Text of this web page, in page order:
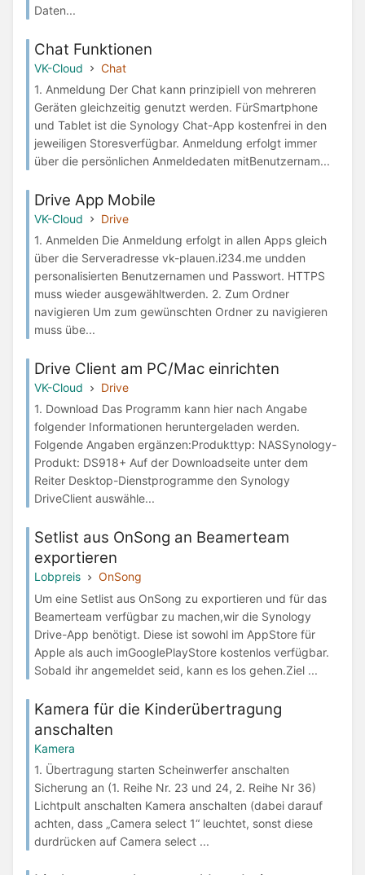
Daten...
Chat Funktionen
VK-Cloud
Chat
1. Anmeldung Der Chat kann prinzipiell von mehreren
Geräten gleichzeitig genutzt werden. FürSmartphone
und Tablet ist die Synology Chat-App kostenfrei in den
jeweiligen Storesverfügbar. Anmeldung erfolgt immer
über die persönlichen Anmeldedaten mitBenutzernam...
Drive App Mobile
VK-Cloud
Drive
1. Anmelden Die Anmeldung erfolgt in allen Apps gleich
über die Serveradresse vk-plauen.i234.me undden
personalisierten Benutzernamen und Passwort. HTTPS
muss wieder ausgewähltwerden. 2. Zum Ordner
navigieren Um zum gewünschten Ordner zu navigieren
muss übe...
Drive Client am PC/Mac einrichten
VK-Cloud
Drive
1. Download Das Programm kann hier nach Angabe
folgender Informationen heruntergeladen werden.
Folgende Angaben ergänzen:Produkttyp: NASSynology-
Produkt: DS918+ Auf der Downloadseite unter dem
Reiter Desktop-Dienstprogramme den Synology
DriveClient auswähle...
Setlist aus OnSong an Beamerteam
exportieren
Lobpreis
OnSong
Um eine Setlist aus OnSong zu exportieren und für das
Beamerteam verfügbar zu machen,wir die Synology
Drive-App benötigt. Diese ist sowohl im AppStore für
Apple als auch imGooglePlayStore kostenlos verfügbar.
Sobald ihr angemeldet seid, kann es los gehen.Ziel ...
Kamera für die Kinderübertragung
anschalten
Kamera
1. Übertragung starten Scheinwerfer anschalten
Sicherung an (1. Reihe Nr. 23 und 24, 2. Reihe Nr 36)
Lichtpult anschalten Kamera anschalten (dabei darauf
achten, dass „Camera select 1“ leuchtet, sonst diese
durdrücken auf Camera select ...